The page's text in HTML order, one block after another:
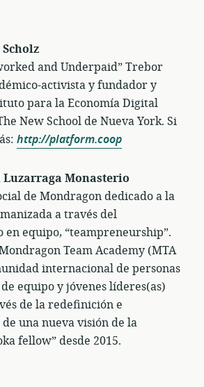
and Underpaid” Trebor
activista y fundador y
para la Economía Digital
New School de Nueva York. Si
http://platform.coop
Luzarraga Monasterio
de Mondragon dedicado a la
a través del
equipo, “teampreneurship”.
Team Academy (MTA
internacional de personas
equipo y jóvenes líderes(as)
de la redefinición e
una nueva visión de la
fellow” desde 2015.